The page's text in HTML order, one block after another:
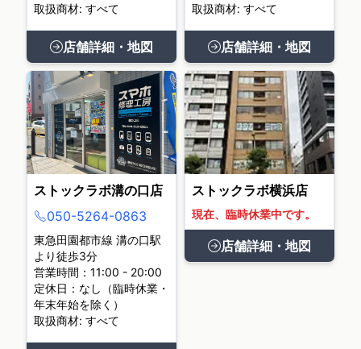
取扱商材: すべて
店舗詳細・地図
取扱商材: すべて
店舗詳細・地図
ストックラボ溝の口店
050-5264-0863
東急田園都市線 溝の口駅
より徒歩3分
営業時間：11:00 - 20:00
定休日：なし（臨時休業・
年末年始を除く）
取扱商材: すべて
ストックラボ横浜店
現在、臨時休業中です。
店舗詳細・地図